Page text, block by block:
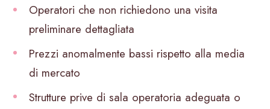
Operatori che non richiedono una visita
preliminare dettagliata
Prezzi anomalmente bassi rispetto alla media
di mercato
Strutture prive di sala operatoria adeguata o